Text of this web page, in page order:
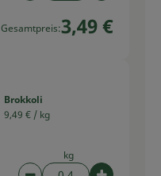
Gesamtpreis:3,49 €
Brokkoli
9,49 € / kg
kg